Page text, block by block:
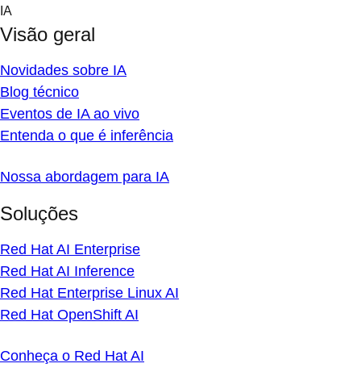
Skip
content
IA
Visão geral
Novidades sobre IA
Blog técnico
Eventos de IA ao vivo
Entenda o que é inferência
Nossa abordagem para IA
Soluções
Red Hat AI Enterprise
Red Hat AI Inference
Red Hat Enterprise Linux AI
Red Hat OpenShift AI
Conheça o Red Hat AI